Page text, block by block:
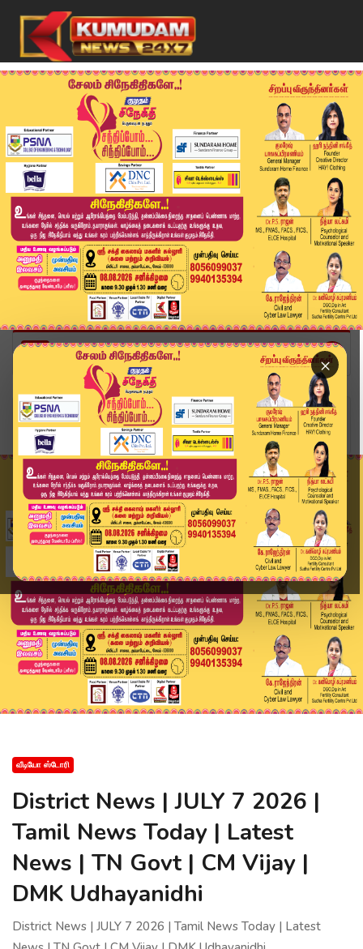
×
Home
வீடியோ ஸ்டோரி
District News | JULY 7 2026 | Tamil News Today ...
வீடியோ ஸ்டோரி
District News | JULY 7 2026 |
Tamil News Today | Latest
News | TN Govt | CM Vijay |
DMK Udhayanidhi
District News | JULY 7 2026 | Tamil News Today | Latest